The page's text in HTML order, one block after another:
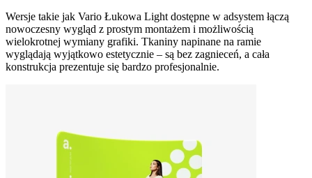
Wersje takie jak Vario Łukowa Light dostępne w adsystem łączą
nowoczesny wygląd z prostym montażem i możliwością
wielokrotnej wymiany grafiki. Tkaniny napinane na ramie
wyglądają wyjątkowo estetycznie – są bez zagnieceń, a cała
konstrukcja prezentuje się bardzo profesjonalnie.